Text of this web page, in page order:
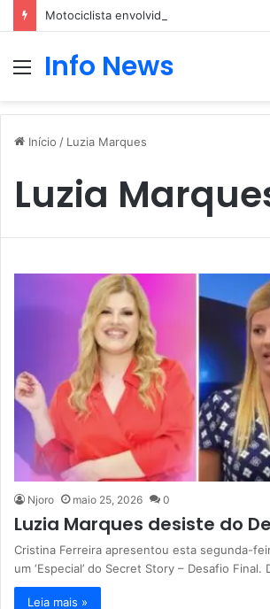
Motociclista envolvido em um acidente
Menu
Info News
Início / Luzia Marques
Luzia
Njoro maio 25, 2026 0
Luzia Marques desiste do
Cristina Ferreira apresentou esta segunda-
um ‘Especial’ do Secret Story – Desafio
Leia mais »